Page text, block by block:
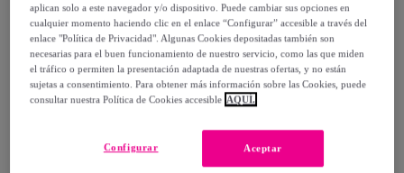
¿Cómo funciona?
Detalles del producto
aplican solo a este navegador y/o dispositivo. Puede cambiar sus opciones en
cualquier momento haciendo clic en el enlace “Configurar” accesible a través del
enlace "Política de Privacidad". Algunas Cookies depositadas también son
necesarias para el buen funcionamiento de nuestro servicio, como las que miden
el tráfico o permiten la presentación adaptada de nuestras ofertas, y no están
sujetas a consentimiento. Para obtener más información sobre las Cookies, puede
consultar nuestra Política de Cookies accesible AQUÍ.
Aceptar
Configurar